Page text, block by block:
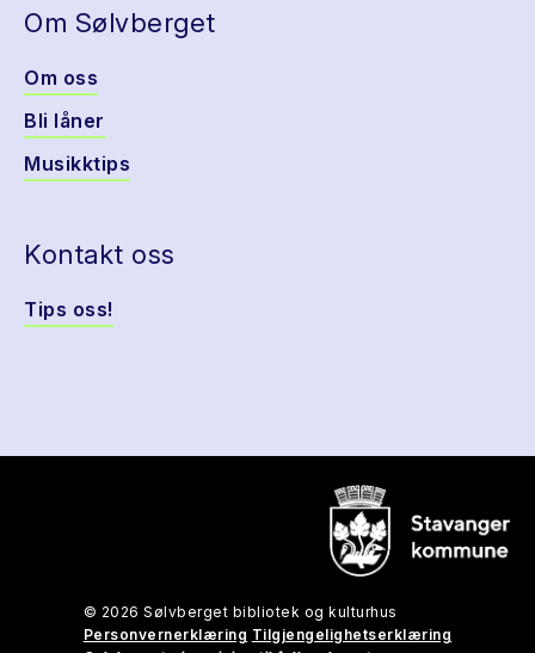
Om Sølvberget
Om oss
Bli låner
Musikktips
Kontakt oss
Tips oss!
© 2026 Sølvberget bibliotek og kulturhus
Personvernerklæring Tilgjengelighetserklæring